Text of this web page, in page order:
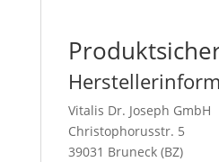
Vitalis Dr. Joseph GmbH
Christophorusstr. 5
39031 Bruneck (BZ)